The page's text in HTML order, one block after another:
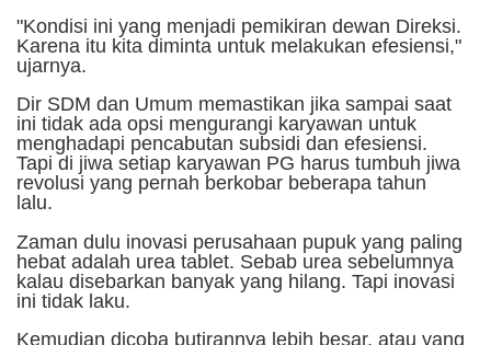
"Kondisi ini yang menjadi pemikiran dewan Direksi.
Karena itu kita diminta untuk melakukan efesiensi,"
ujarnya.
Dir SDM dan Umum memastikan jika sampai saat
ini tidak ada opsi mengurangi karyawan untuk
menghadapi pencabutan subsidi dan efesiensi.
Tapi di jiwa setiap karyawan PG harus tumbuh jiwa
revolusi yang pernah berkobar beberapa tahun
lalu.
Zaman dulu inovasi perusahaan pupuk yang paling
hebat adalah urea tablet. Sebab urea sebelumnya
kalau disebarkan banyak yang hilang. Tapi inovasi
ini tidak laku.
Kemudian dicoba butirannya lebih besar, atau yang